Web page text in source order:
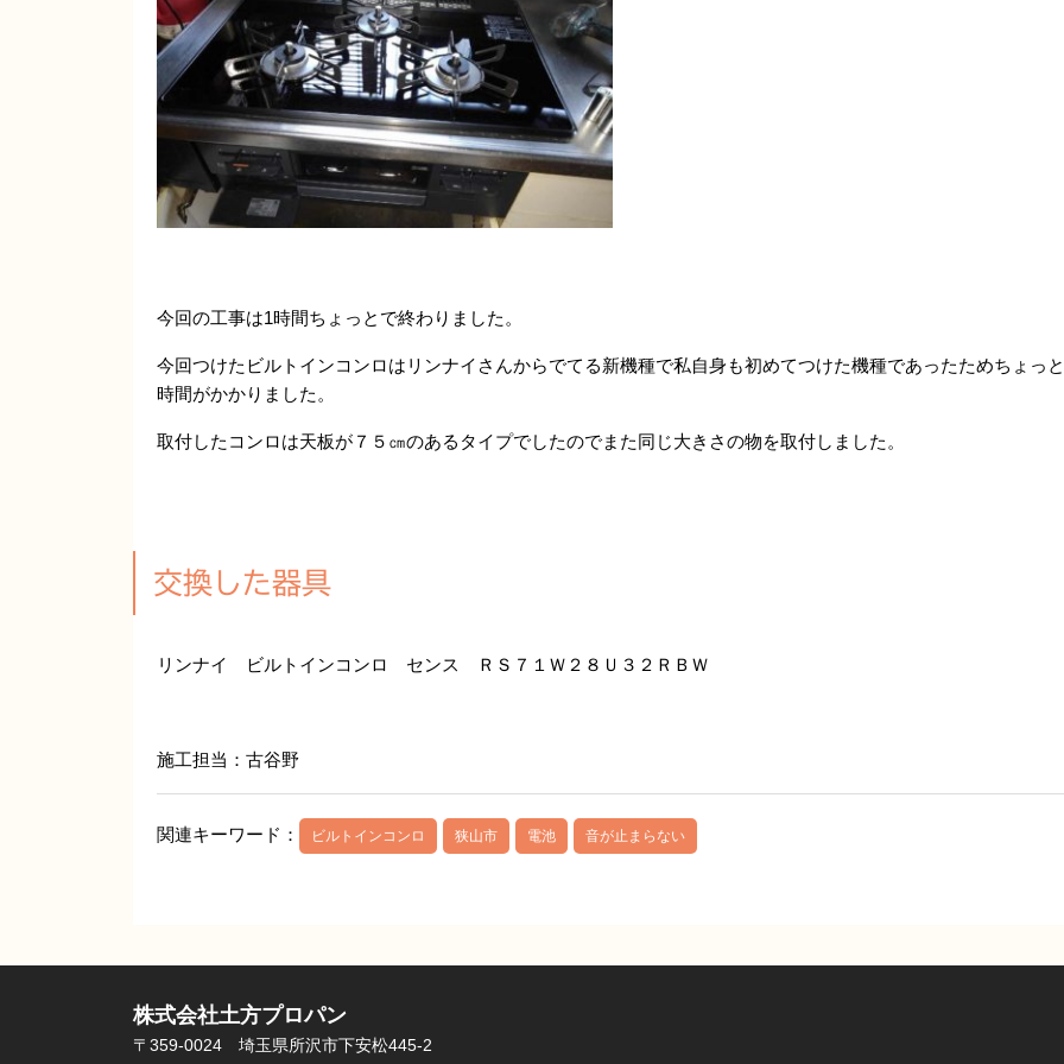
今回の工事は1時間ちょっとで終わりました。
今回つけたビルトインコンロはリンナイさんからでてる新機種で私自身も初めてつけた機種であったためちょっ
時間がかかりました。
取付したコンロは天板が７５㎝のあるタイプでしたのでまた同じ大きさの物を取付しました。
交換した器具
リンナイ ビルトインコンロ センス ＲＳ７１Ｗ２８Ｕ３２ＲＢＷ
施工担当：古谷野
関連キーワード： ビルトインコンロ 狭山市 電池 音が止まらない
株式会社土方プロパン
〒359-0024 埼玉県所沢市下安松445-2